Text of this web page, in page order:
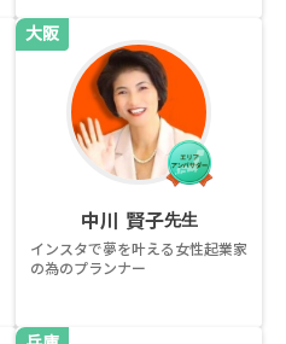
大阪
中川 賢子先生
インスタで夢を叶える女性起業家
の為のプランナー